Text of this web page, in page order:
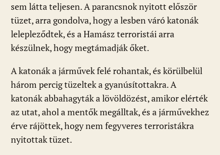
sem látta teljesen. A parancsnok nyitott először
tüzet, arra gondolva, hogy a lesben váró katonák
lelepleződtek, és a Hamász terroristái arra
készülnek, hogy megtámadják őket.
A katonák a járművek felé rohantak, és körülbelül
három percig tüzeltek a gyanúsítottakra. A
katonák abbahagyták a lövöldözést, amikor elérték
az utat, ahol a mentők megálltak, és a járművekhez
érve rájöttek, hogy nem fegyveres terroristákra
nyitottak tüzet.